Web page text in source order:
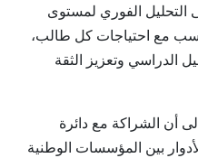
التحليل الفوري لمستوى
مع احتياجات كل طالب،
الدراسي وتعزيز الثقة
أن الشراكة مع دائرة
بين المؤسسات الوطنية